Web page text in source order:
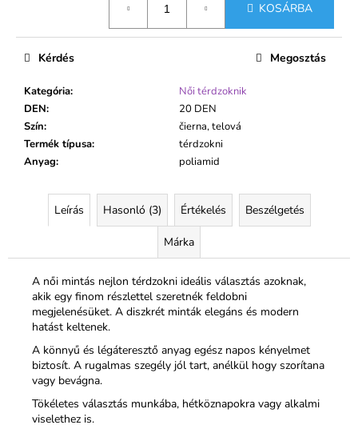
KOSÁRBA
Kategória:
Női térdzoknik
DEN:
20 DEN
Szín:
čierna, telová
Termék típusa:
térdzokni
Anyag: poliamid
Kérdés Megosztás
Leírás Hasonló (3) Értékelés Beszélgetés
Márka
A női mintás nejlon térdzokni ideális választás azoknak,
akik egy finom részlettel szeretnék feldobni
megjelenésüket. A diszkrét minták elegáns és modern
hatást keltenek.
A könnyű és légáteresztő anyag egész napos kényelmet
biztosít. A rugalmas szegély jól tart, anélkül hogy szorítana
vagy bevágna.
Tökéletes választás munkába, hétköznapokra vagy alkalmi
viselethez is.